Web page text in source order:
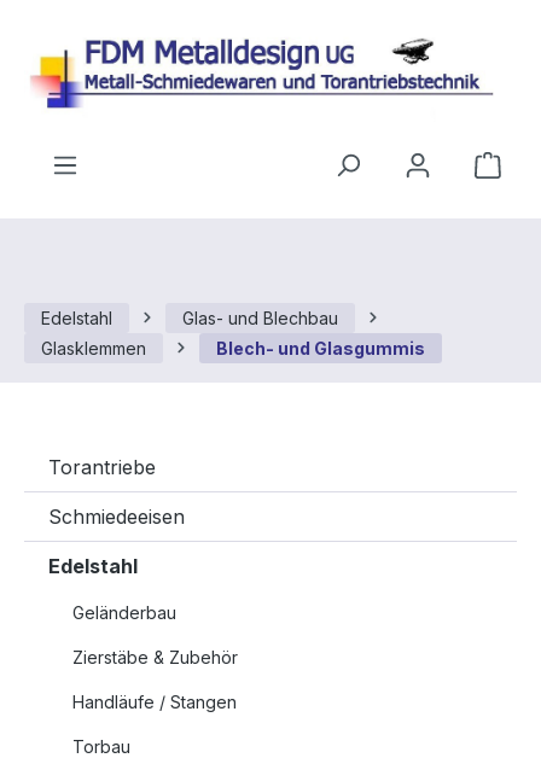
Edelstahl
Glas- und Blechbau
Glasklemmen
Blech- und Glasgummis
Torantriebe
Schmiedeeisen
Edelstahl
Geländerbau
Zierstäbe & Zubehör
Handläufe / Stangen
Torbau